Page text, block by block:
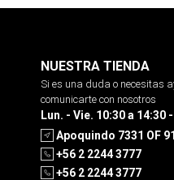
NUESTRA TIENDA
Si es una duda o necesitas
comunicarte con nosotros
Lun. - Vie. 10:30 a 14:30
Apoquindo 7331 OF
+56 2 2244 3777
+56 2 2244 3777